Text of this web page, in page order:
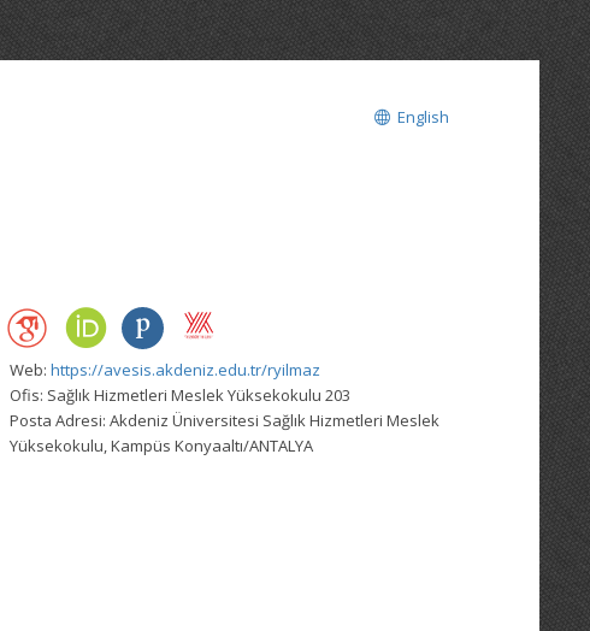
English
Web: https://avesis.akdeniz.edu.tr/ryilmaz
Ofis: Sağlık Hizmetleri Meslek Yüksekokulu 203
Posta Adresi: Akdeniz Üniversitesi Sağlık Hizmetleri Meslek
Yüksekokulu, Kampüs Konyaaltı/ANTALYA